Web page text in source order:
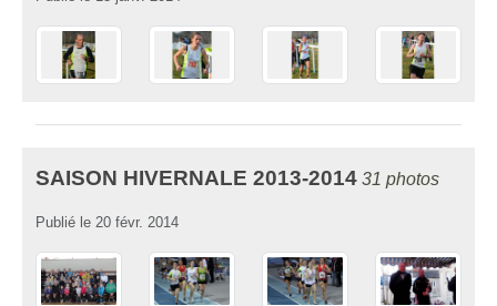
SAISON HIVERNALE 2013-2014 31 photos
Publié le 20 févr. 2014